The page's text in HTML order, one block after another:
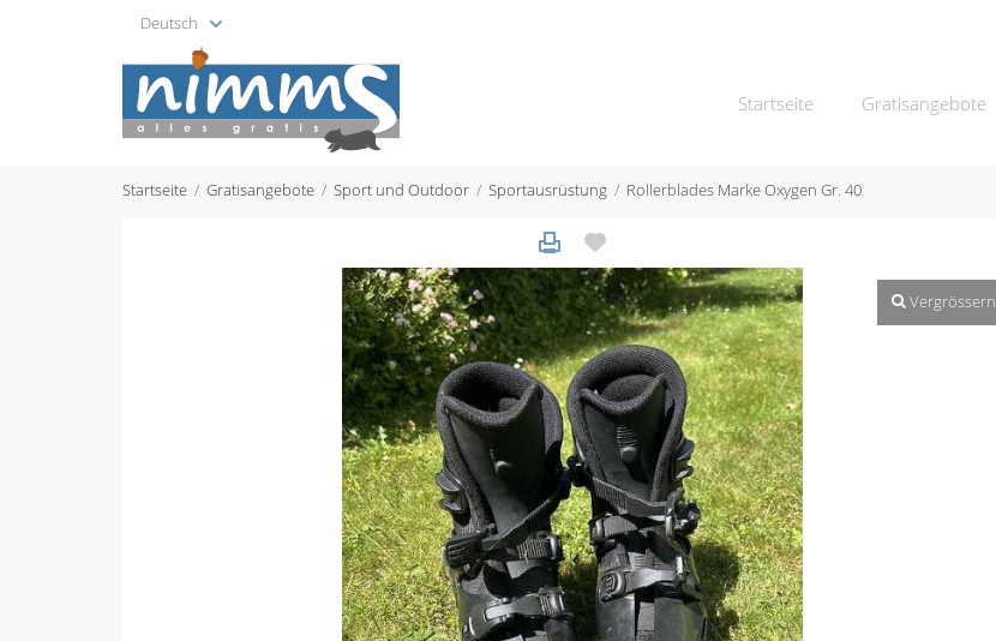
Deutsch
Startseite Gratisangebote
Startseite Gratisangebote Sport und Outdoor Sportausrüstung Rollerblades Marke Oxygen Gr. 40
Vergrössern